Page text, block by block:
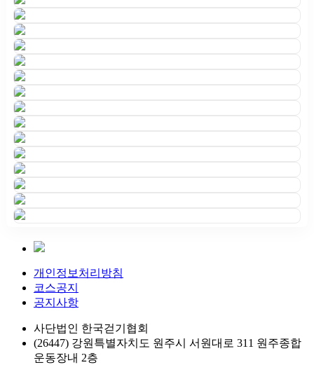
개인정보처리방침
코스공지
공지사항
사단법인 한국걷기협회
(26447) 강원특별자치도 원주시 서원대로 311 원주종합
운동장내 2층